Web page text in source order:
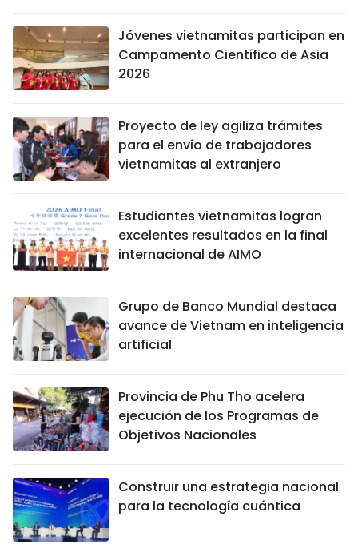
Jóvenes vietnamitas participan en
Campamento Científico de Asia
2026
Proyecto de ley agiliza trámites
para el envío de trabajadores
vietnamitas al extranjero
Estudiantes vietnamitas logran
excelentes resultados en la final
internacional de AIMO
Grupo de Banco Mundial destaca
avance de Vietnam en inteligencia
artificial
Provincia de Phu Tho acelera
ejecución de los Programas de
Objetivos Nacionales
Construir una estrategia nacional
para la tecnología cuántica